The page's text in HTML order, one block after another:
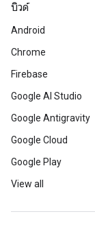
บิวด์
Android
Chrome
Firebase
Google AI Studio
Google Antigravity
Google Cloud
Google Play
View all